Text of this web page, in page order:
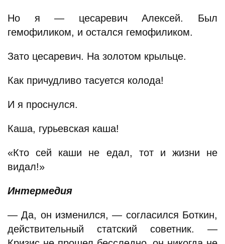
Но я — цесаревич Алексей. Был
гемофиликом, и остался гемофиликом.
Зато цесаревич. На золотом крыльце.
Как причудливо тасуется колода!
И я проснулся.
Каша, гурьевская каша!
«Кто сей каши не едал, тот и жизни не
видал!»
Интермедия
— Да, он изменился, — согласился Боткин,
действительный статский советник. —